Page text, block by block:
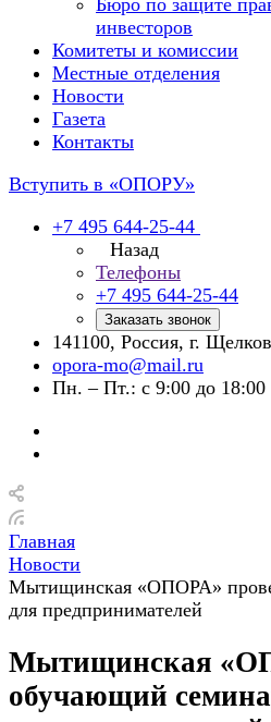
Бюро по защите
инвесторов
Комитеты и комиссии
Местные отделения
Новости
Газета
Контакты
Вступить в «ОПОРУ»
+7 495 644-25-44
Назад
Телефоны
+7 495 644-25-44
Заказать звонок
141100, Россия, г.
opora-mo@mail.ru
Пн. – Пт.: с 9:00 до 18:00
Главная
Новости
Мытищинская «ОПОРА»
для предпринимателей
Мытищинская
обучающий